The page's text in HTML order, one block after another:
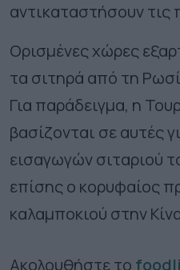
αντικαταστήσουν τις
Ορισμένες χώρες
τα σιτηρά από τη
Για παράδειγμα, η
βασίζονται σε αυτές
εισαγωγών σιταριού
επίσης ο κορυφαίος
καλαμποκιού στην
Ακολουθήστε το